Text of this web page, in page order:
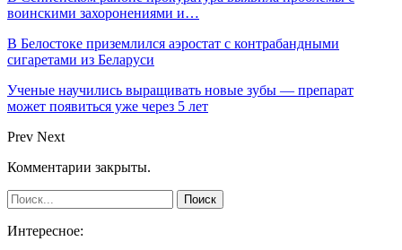
воинскими захоронениями и…
В Белостоке приземлился аэростат с контрабандными
сигаретами из Беларуси
Ученые научились выращивать новые зубы — препарат
может появиться уже через 5 лет
Prev Next
Комментарии закрыты.
Интересное: